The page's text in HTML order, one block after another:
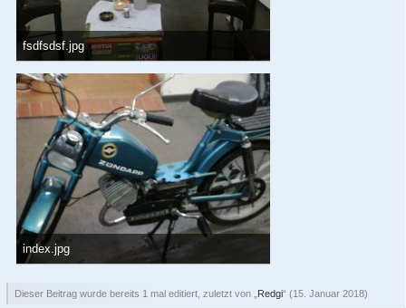
fsdfsdsf.jpg
78,91 kB, 1.040×584, 1.613 mal angesehen
index.jpg
76,16 kB, 584×1.040, 2.452 mal angesehen
Dieser Beitrag wurde bereits 1 mal editiert, zuletzt von „ Redgi“ (15. Januar 2018)